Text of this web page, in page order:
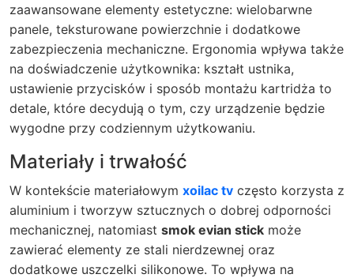
zaawansowane elementy estetyczne: wielobarwne
panele, teksturowane powierzchnie i dodatkowe
zabezpieczenia mechaniczne. Ergonomia wpływa także
na doświadczenie użytkownika: kształt ustnika,
ustawienie przycisków i sposób montażu kartridża to
detale, które decydują o tym, czy urządzenie będzie
wygodne przy codziennym użytkowaniu.
Materiały i trwałość
W kontekście materiałowym xoilac tv często korzysta z
aluminium i tworzyw sztucznych o dobrej odporności
mechanicznej, natomiast smok evian stick może
zawierać elementy ze stali nierdzewnej oraz
dodatkowe uszczelki silikonowe. To wpływa na